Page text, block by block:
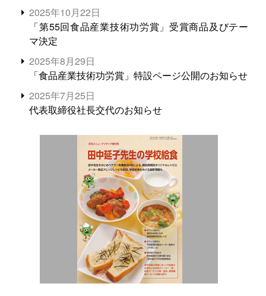
2025年10月22日
「第55回食品産業技術功労賞」受賞商品及びテー
マ決定
2025年8月29日
「食品産業技術功労賞」特設ページ公開のお知らせ
2025年7月25日
代表取締役社長交代のお知らせ